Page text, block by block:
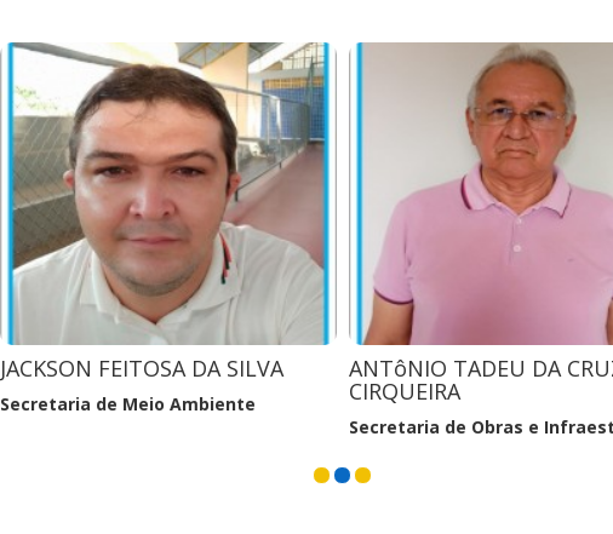
GABIA BARBOSA DA SILVEIRA
Secretaria Municipal De Educação
MARCIEL ANDRÉ DA
Chefe De Gabinete